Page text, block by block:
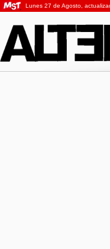
Lunes 27 de Agosto,